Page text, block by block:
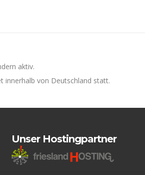
aktiv.
innerhalb von Deutschland statt.
Unser Hostingpartner